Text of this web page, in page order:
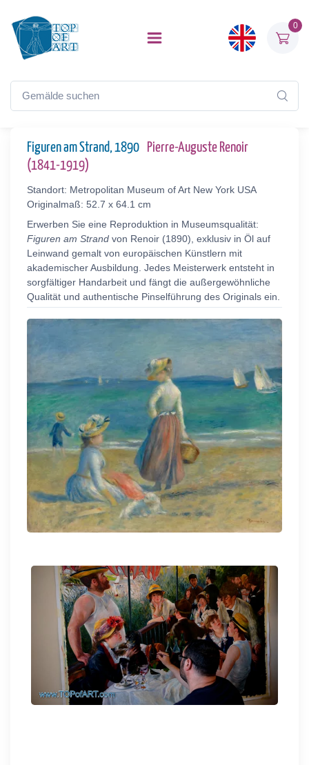
0
Figuren am Strand, 1890
Pierre-Auguste Renoir
(1841-1919)
Standort: Metropolitan Museum of Art New York USA
Originalmaß: 52.7 x 64.1 cm
Erwerben Sie eine Reproduktion in Museumsqualität:
Figuren am Strand von Renoir (1890), exklusiv in Öl auf
Leinwand gemalt von europäischen Künstlern mit
akademischer Ausbildung. Jedes Meisterwerk entsteht in
sorgfältiger Handarbeit und fängt die außergewöhnliche
Qualität und authentische Pinselführung des Originals ein.